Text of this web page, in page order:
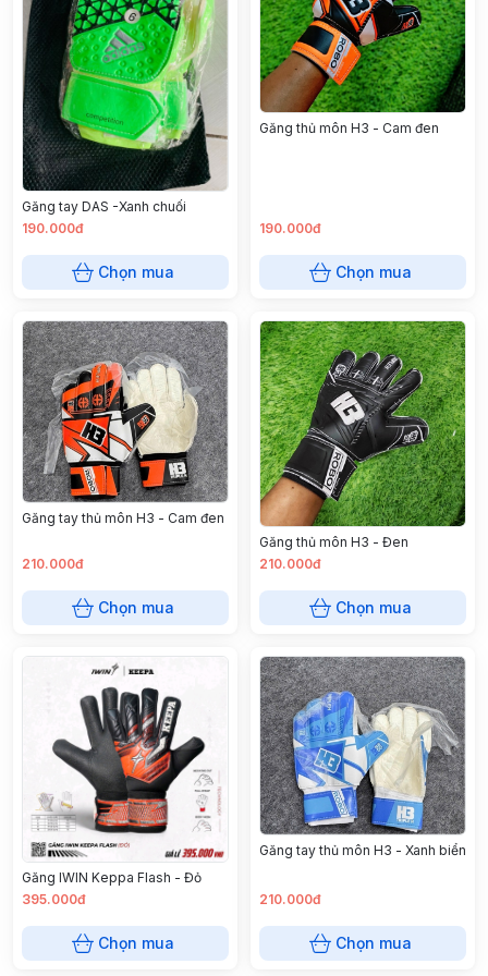
Găng tay DAS -Xanh chuối
190.000đ
Chọn mua
Găng thủ môn H3 - Cam đen
190.000đ
Chọn mua
Găng tay thủ môn H3 - Cam đen
210.000đ
Chọn mua
Găng thủ môn H3 - Đen
210.000đ
Chọn mua
Găng IWIN Keppa Flash - Đỏ
395.000đ
Chọn mua
Găng tay thủ môn H3 - Xanh biển
210.000đ
Chọn mua